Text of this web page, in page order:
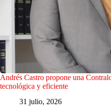
Andrés Castro propone una
tecnológica y eficiente
31 julio, 2026